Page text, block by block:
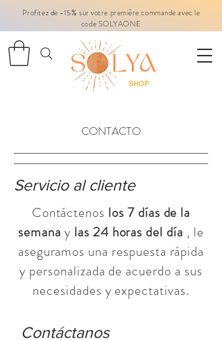
Profitez de -15% sur votre première commande avec le
code SOLYAONE
CONTACTO
Servicio al cliente
Contáctenos los 7 días de la
semana y las 24 horas del día , le
aseguramos una respuesta rápida
y personalizada de acuerdo a sus
necesidades y expectativas.
Contáctanos